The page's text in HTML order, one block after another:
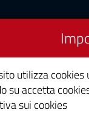
utilizza
su accetta
sui cookies